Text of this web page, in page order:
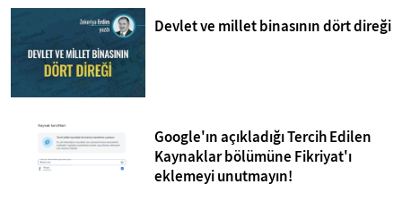
Devlet ve millet binasının dört direği
Google'ın açıkladığı Tercih Edilen
Kaynaklar bölümüne Fikriyat'ı
eklemeyi unutmayın!